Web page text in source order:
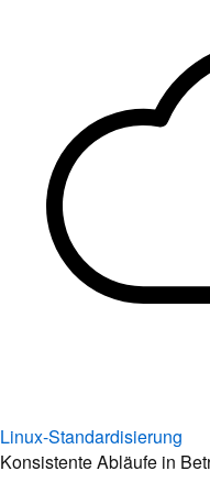
Linux-Standardisierung
Konsistente Abläufe in